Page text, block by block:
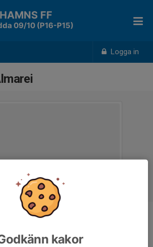
Logga in
FF
09/10 (P16-P15)
kakor